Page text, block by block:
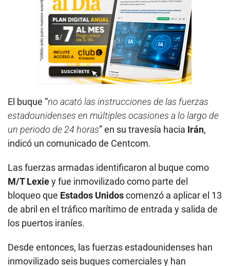
El buque “no acató las instrucciones de las fuerzas
estadounidenses en múltiples ocasiones a lo largo de
un periodo de 24 horas” en su travesía hacia Irán,
indicó un comunicado de Centcom.
Las fuerzas armadas identificaron al buque como
M/T Lexiey fue inmovilizado como parte del
bloqueo que Estados Unidoscomenzó a aplicar el 13
de abril en el tráfico marítimo de entrada y salida de
los puertos iraníes.
Desde entonces, las fuerzas estadounidenses han
inmovilizado seis buques comerciales y han